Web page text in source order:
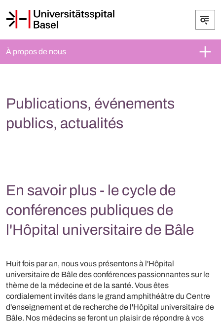
À propos de nous
Publications, événements
publics, actualités
En savoir plus - le cycle de
conférences publiques de
l'Hôpital universitaire de Bâle
Huit fois par an, nous vous présentons à l'Hôpital
universitaire de Bâle des conférences passionnantes sur le
thème de la médecine et de la santé. Vous êtes
cordialement invités dans le grand amphithéâtre du Centre
d'enseignement et de recherche de l'Hôpital universitaire de
Bâle. Nos médecins se feront un plaisir de répondre à vos